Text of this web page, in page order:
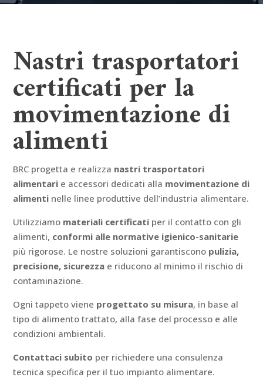
Nastri trasportatori
certificati per la
movimentazione di
alimenti
BRC progetta e realizza nastri trasportatori
alimentari e accessori dedicati alla movimentazione di
alimenti nelle linee produttive dell’industria alimentare.
Utilizziamo materiali certificati per il contatto con gli
alimenti, conformi alle normative igienico-sanitarie
più rigorose. Le nostre soluzioni garantiscono pulizia,
precisione, sicurezza e riducono al minimo il rischio di
contaminazione.
Ogni tappeto viene progettato su misura, in base al
tipo di alimento trattato, alla fase del processo e alle
condizioni ambientali.
Contattaci subito per richiedere una consulenza
tecnica specifica per il tuo impianto alimentare.